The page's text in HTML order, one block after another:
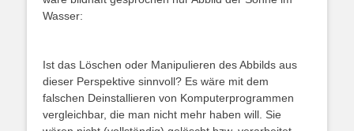
Wasser:
Ist das Löschen oder Manipulieren des Abbilds aus
dieser Perspektive sinnvoll? Es wäre mit dem
falschen Deinstallieren von Komputerprogrammen
vergleichbar, die man nicht mehr haben will. Sie